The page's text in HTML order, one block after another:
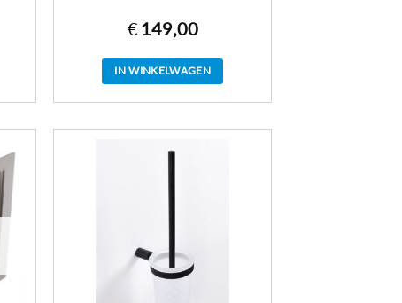
€ 149,00
IN WINKELWAGEN